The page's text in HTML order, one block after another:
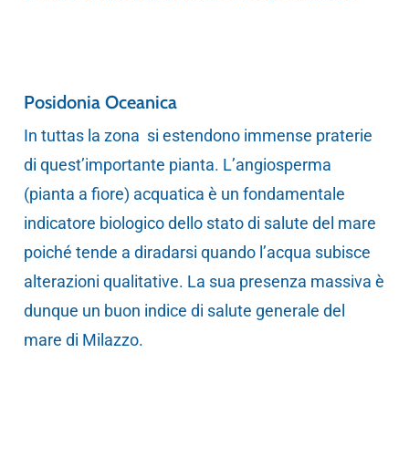
Posidonia Oceanica
In tuttas la zona si estendono immense praterie
di quest’importante pianta. L’angiosperma
(pianta a fiore) acquatica è un fondamentale
indicatore biologico dello stato di salute del mare
poiché tende a diradarsi quando l’acqua subisce
alterazioni qualitative. La sua presenza massiva è
dunque un buon indice di salute generale del
mare di Milazzo.